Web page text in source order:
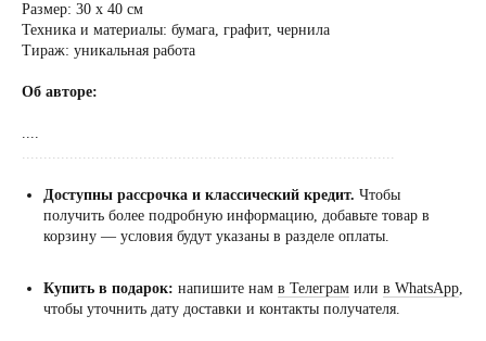
Размер: 30 x 40 см
Техника и материалы: бумага, графит, чернила
Тираж: уникальная работа
Об авторе:
....
......................................................................................
Доступны рассрочка и классический кредит. Чтобы
получить более подробную информацию, добавьте товар в
корзину — условия будут указаны в разделе оплаты.
Купить в подарок: напишите нам в Телеграм или в WhatsApp,
чтобы уточнить дату доставки и контакты получателя.